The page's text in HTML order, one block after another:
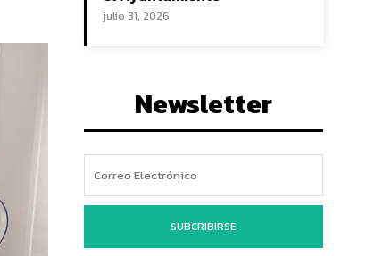
julio 31, 2026
Newsletter
SUBCRIBIRSE